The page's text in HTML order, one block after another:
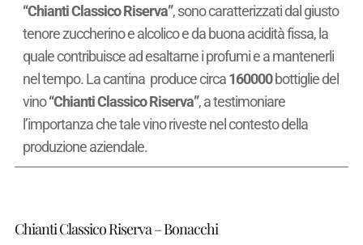
“Chianti Classico Riserva”, sono caratterizzati dal giusto
tenore zuccherino e alcolico e da buona acidità fissa, la
quale contribuisce ad esaltarne i profumi e a mantenerli
nel tempo. La cantina produce circa160000bottiglie del
vino“Chianti Classico Riserva”, a testimoniare
l’importanza che tale vino riveste nel contesto della
produzione aziendale.
Chianti Classico Riserva – Bonacchi